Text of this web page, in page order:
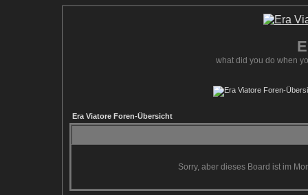
what did you do when
Era Viatore Foren-Übersicht
Sorry, aber dieses Board ist im